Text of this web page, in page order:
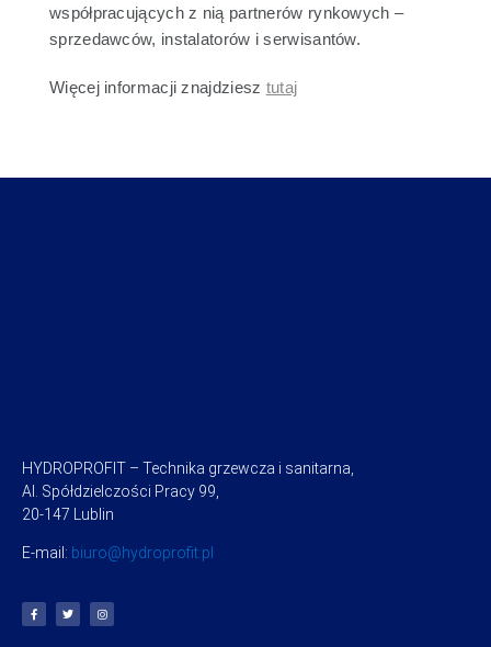
współpracujących z nią partnerów rynkowych –
sprzedawców, instalatorów i serwisantów.
Więcej informacji znajdziesz tutaj
HYDROPROFIT – Technika grzewcza i sanitarna,
Al. Spółdzielczości Pracy 99,
20-147 Lublin
E-mail: biuro@hydroprofit.pl